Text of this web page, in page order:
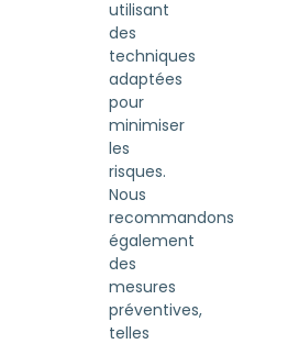
utilisant
des
techniques
adaptées
pour
minimiser
les
risques.
Nous
recommandons
également
des
mesures
préventives,
telles